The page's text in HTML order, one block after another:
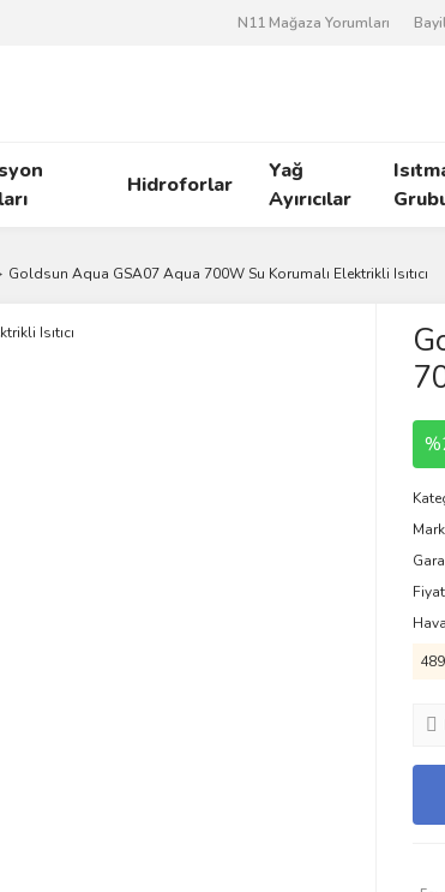
N11 Mağaza Yorumları
Hidroforlar
Yağ
Ayırıcılar
Goldsun Aqua GSA07 Aqua 700W Su Korumalı Elektrikli Isıtıcı
Fiyat